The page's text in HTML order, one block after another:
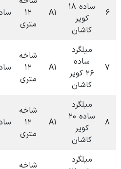
۱۲
ساده کیلوگرم ۱۸ -
۱۲
ساده کیلوگرم ۲۶ -
۱۲
ساده کیلوگرم ۲۰ -